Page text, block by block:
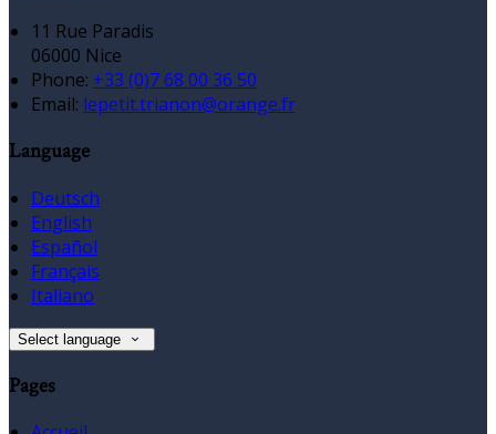
11 Rue Paradis
06000 Nice
Phone: +33 (0)7 68 00 36 50
Email: lepetit.trianon@orange.fr
Language
Deutsch
English
Español
Français
Italiano
Select language
Pages